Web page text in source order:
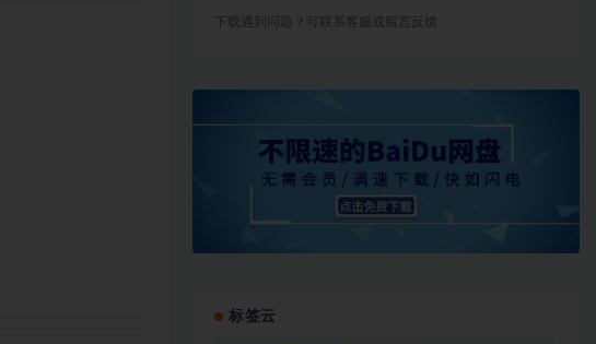
下载遇到问题？可联系客服或留言反馈
标签云